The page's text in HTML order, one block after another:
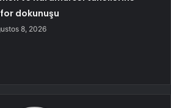
dokunuşu
8, 2026